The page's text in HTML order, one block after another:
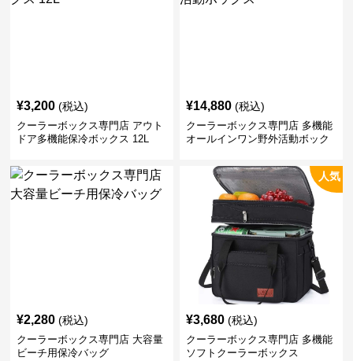
¥3,200 (税込)
クーラーボックス専門店 アウト
ドア多機能保冷ボックス 12L
¥14,880 (税込)
クーラーボックス専門店 多機能
オールインワン野外活動ボック
¥2,280 (税込)
クーラーボックス専門店 大容量
ビーチ用保冷バッグ
人気
¥3,680 (税込)
クーラーボックス専門店 多機能
ソフトクーラーボックス